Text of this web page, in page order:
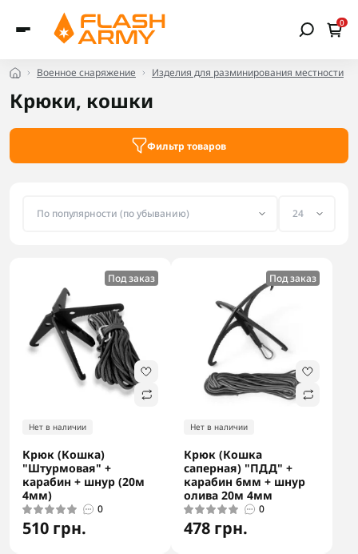
0
Военное снаряжение Изделия для разминирования местности
Крюки, кошки
Фильтр товаров
Под заказ
Нет в наличии
Крюк (Кошка)
"Штурмовая" +
карабин + шнур (20м
4мм)
0
510 грн.
Под заказ
Нет в наличии
Крюк (Кошка
саперная) "ПДД" +
карабин 6мм + шнур
олива 20м 4мм
0
478 грн.